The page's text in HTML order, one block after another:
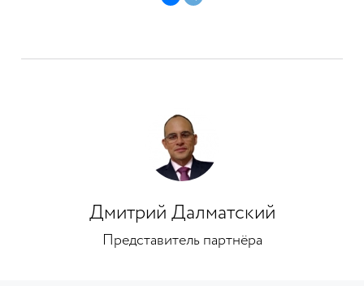
Дмитрий Далматский
Представитель партнёра